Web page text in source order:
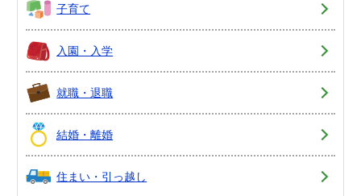
子育て
入園・入学
就職・退職
結婚・離婚
住まい・引っ越し